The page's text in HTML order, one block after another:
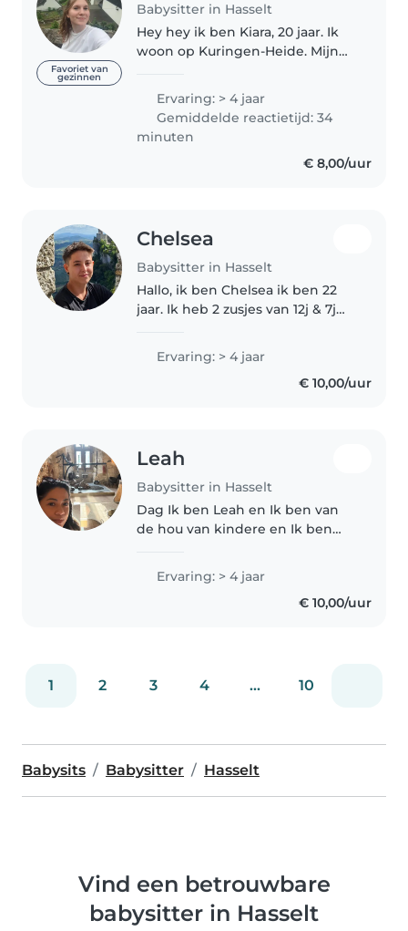
Favoriet van
gezinnen
Babysitter in Hasselt
Hey hey ik ben Kiara, 20 jaar. Ik
woon op Kuringen-Heide. Mijn
onthaalmoeder daardoor leerde
ik al van jongs af aan voor
(kleine) kinderen zorgen, iets
Ervaring: > 4 jaar
Gemiddelde reactietijd: 34
minuten
€ 8,00/uur
Chelsea
Babysitter in Hasselt
Hallo, ik ben Chelsea ik ben 22
jaar. Ik heb 2 zusjes van 12j & 7j
ik ervaring heb kunnen opdoen
als babysit. Daarnaast studeer ik
de opleiding orthopedagogie..
Ervaring: > 4 jaar
€ 10,00/uur
Leah
Babysitter in Hasselt
Dag Ik ben Leah en Ik ben van
de hou van kindere en Ik ben
Nederlands,Denemark en hier in
Belgie
Ervaring: > 4 jaar
€ 10,00/uur
1 2 3 4 ... 10
Babysits Babysitter Hasselt
Vind een betrouwbare
babysitter in Hasselt